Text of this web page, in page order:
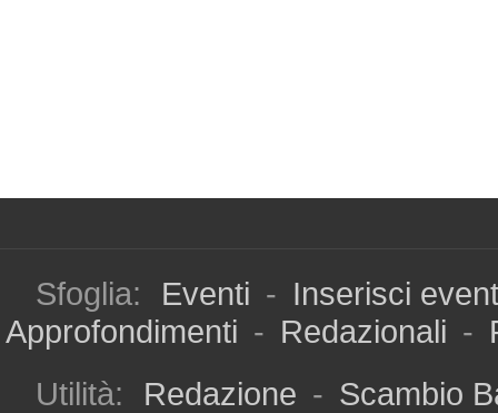
Sfoglia: Eventi - Inserisci
Approfondimenti - Redazionali -
Utilità:
Redazione - Scambio